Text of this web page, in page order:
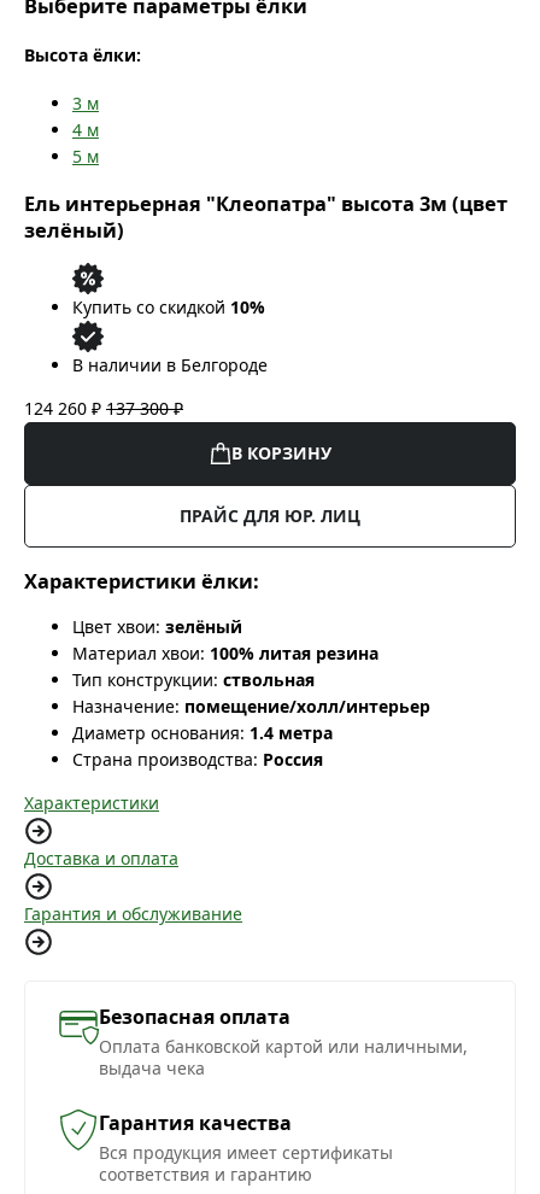
Выберите параметры ёлки
Высота ёлки:
3 м
4 м
5 м
Ель интерьерная "Клеопатра" высота 3м (цвет
зелёный)
Купить со скидкой 10%
В наличии в Белгороде
124 260 ₽ 137 300 ₽
В КОРЗИНУ
ПРАЙС ДЛЯ ЮР. ЛИЦ
Характеристики ёлки:
Цвет хвои: зелёный
Материал хвои: 100% литая резина
Тип конструкции: ствольная
Назначение: помещение/холл/интерьер
Диаметр основания: 1.4 метра
Страна производства: Россия
Характеристики
Доставка и оплата
Гарантия и обслуживание
Безопасная оплата
Оплата банковской картой или наличными,
выдача чека
Гарантия качества
Вся продукция имеет сертификаты
соответствия и гарантию